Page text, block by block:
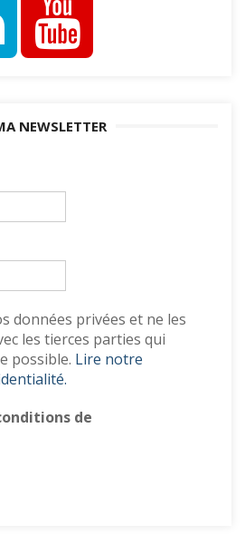
NEWSLETTER
données privées et ne les
les tierces parties qui
possible. Lire notre
de